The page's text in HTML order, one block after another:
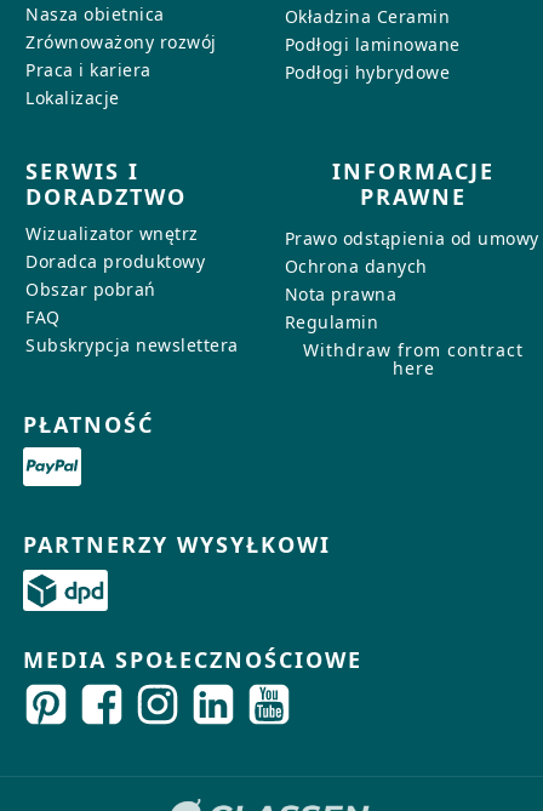
Nasza obietnica
Zrównoważony rozwój
Praca i kariera
Lokalizacje
Okładzina Ceramin
Podłogi laminowane
Podłogi hybrydowe
SERWIS I
DORADZTWO
Wizualizator wnętrz
Doradca produktowy
Obszar pobrań
FAQ
Subskrypcja newslettera
INFORMACJE
PRAWNE
Prawo odstąpienia od umowy
Ochrona danych
Nota prawna
Regulamin
Withdraw from contract
here
PŁATNOŚĆ
PARTNERZY WYSYŁKOWI
MEDIA SPOŁECZNOŚCIOWE